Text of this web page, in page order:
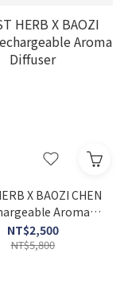
X BAOZI CHEN
Aroma
Diffuser
NT$2,500
NT$5,800